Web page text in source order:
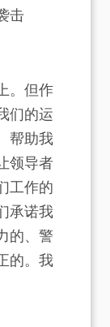
击
。但作
们的运
帮助我
领导者
工作的
承诺我
的、警
的。我